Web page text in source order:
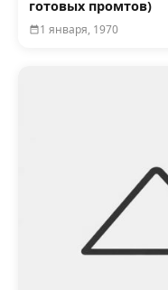
готовых промтов)
1 января, 1970